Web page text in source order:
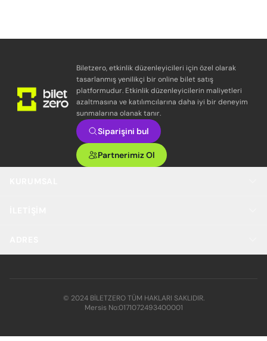
Biletzero, etkinlik düzenleyicileri için özel olarak
tasarlanmış yenilikçi bir online bilet satış
platformudur. Etkinlik düzenleyicilerin maliyetleri
azaltmasına ve katılımcılarına daha iyi bir deneyim
sunmalarına olanak tanır.
Siparişini bul
Partnerimiz Ol
© 2024 BİLETZERO TÜM HAKLARI SAKLIDIR.
Mersis No:0171072493400001